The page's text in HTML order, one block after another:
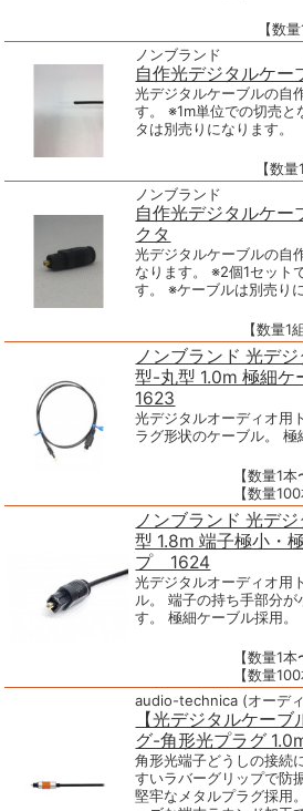
【数
ノンブランド
自作光デジタルケー
光デジタルケーブルの自
す。 ※1m単位での切売と
タは別売りになります。
【数
ノンブランド
自作光デジタルケー
クタ
光デジタルケーブルの自
なります。 ※2個1セット
す。 ※ケーブルは別売り
【数量
ノンブランド 光デ
型-丸型 1.0m 極細
1623
光デジタルオーディオ用
ラグ形状のケーブル。 極
【数量1
【数量
ノンブランド 光デ
型 1.8m 端子極小・
プ 1624
光デジタルオーディオ用
ル。 端子の持ち手部分が
す。 極細ケーブル採用。
【数量1
【数量
audio-technica (オーデ
【光デジタルケー
グ-角形光プラグ
角形光端子どうしの接続
すいラバーグリップで防
堅牢なメタルプラグ採用